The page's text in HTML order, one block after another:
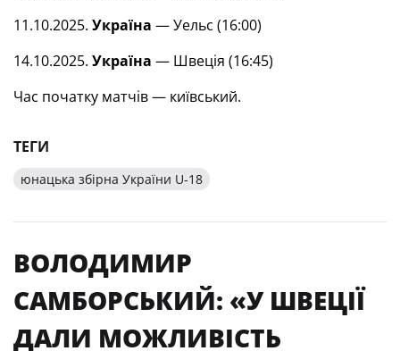
11.10.2025. Україна — Уельс (16:00)
14.10.2025. Україна — Швеція (16:45)
Час початку матчів — київський.
ТЕГИ
юнацька збірна України U-18
ВОЛОДИМИР
САМБОРСЬКИЙ: «У ШВЕЦІЇ
ДАЛИ МОЖЛИВІСТЬ